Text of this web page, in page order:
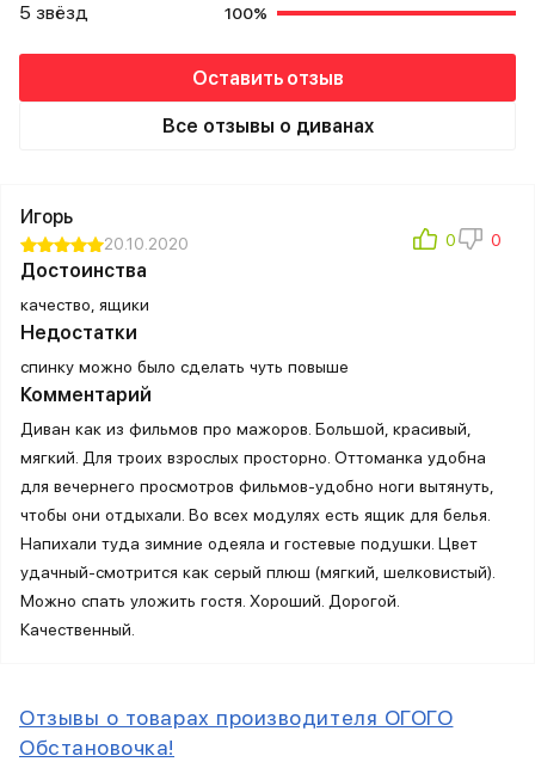
Игорь
20.10.2020
Достоинства
качество, ящики
Недостатки
спинку можно было сделать чуть повыше
Комментарий
Диван как из фильмов про мажоров. Большой, красивый,
мягкий. Для троих взрослых просторно. Оттоманка удобна
для вечернего просмотров фильмов-удобно ноги вытянуть,
чтобы они отдыхали. Во всех модулях есть ящик для белья.
Напихали туда зимние одеяла и гостевые подушки. Цвет
удачный-смотрится как серый плюш (мягкий, шелковистый).
Можно спать уложить гостя. Хороший. Дорогой.
Качественный.
5 звёзд 100%
Оставить отзыв
Все отзывы о диванах
Отзывы о товарах производителя ОГОГО
Обстановочка!